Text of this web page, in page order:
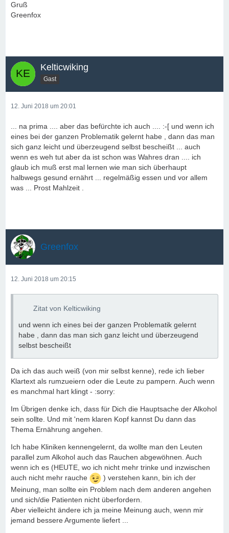
Gruß
Greenfox
Kelticwiking
Gast
12. Juni 2018 um 20:01
... na prima .... aber das befürchte ich auch .... :-[ und wenn ich
eines bei der ganzen Problematik gelernt habe , dann das man
sich ganz leicht und überzeugend selbst bescheißt ... auch
wenn es weh tut aber da ist schon was Wahres dran .... ich
glaub ich muß erst mal lernen wie man sich überhaupt
halbwegs gesund ernährt ... regelmäßig essen und vor allem
was ... Prost Mahlzeit .
Greenfox
12. Juni 2018 um 20:15
Zitat von Kelticwiking
und wenn ich eines bei der ganzen Problematik gelernt
habe , dann das man sich ganz leicht und überzeugend
selbst bescheißt
Da ich das auch weiß (von mir selbst kenne), rede ich lieber
Klartext als rumzueiern oder die Leute zu pampern. Auch wenn
es manchmal hart klingt - :sorry:
Im Übrigen denke ich, dass für Dich die Hauptsache der Alkohol
sein sollte. Und mit 'nem klaren Kopf kannst Du dann das
Thema Ernährung angehen.
Ich habe Kliniken kennengelernt, da wollte man den Leuten
parallel zum Alkohol auch das Rauchen abgewöhnen. Auch
wenn ich es (HEUTE, wo ich nicht mehr trinke und inzwischen
auch nicht mehr rauche
) verstehen kann, bin ich der
Meinung, man sollte ein Problem nach dem anderen angehen
und sich/die Patienten nicht überfordern.
Aber vielleicht ändere ich ja meine Meinung auch, wenn mir
jemand bessere Argumente liefert ...